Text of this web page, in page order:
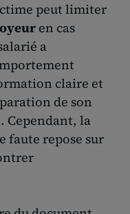
peut limiter
en cas
a
claire et
de son
Cependant, la
faute repose sur